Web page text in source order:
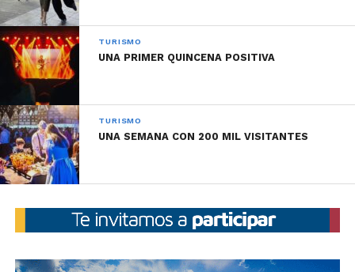
TURISMO
UNA PRIMER QUINCENA POSITIVA
TURISMO
UNA SEMANA CON 200 MIL VISITANTES